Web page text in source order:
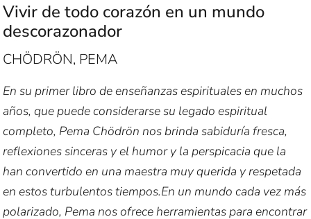
Vivir de todo corazón en un mundo
descorazonador
CHÖDRÖN, PEMA
En su primer libro de enseñanzas espirituales en muchos
años, que puede considerarse su legado espiritual
completo, Pema Chödrön nos brinda sabiduría fresca,
reflexiones sinceras y el humor y la perspicacia que la
han convertido en una maestra muy querida y respetada
en estos turbulentos tiempos.En un mundo cada vez más
polarizado, Pema nos ofrece herramientas para encontrar